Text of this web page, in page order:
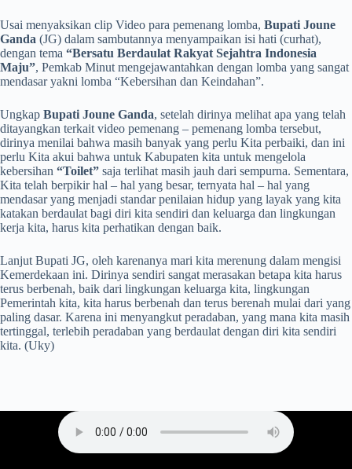
Usai menyaksikan clip Video para pemenang lomba, Bupati Joune
Ganda (JG) dalam sambutannya menyampaikan isi hati (curhat),
dengan tema “Bersatu Berdaulat Rakyat Sejahtra Indonesia
Maju”, Pemkab Minut mengejawantahkan dengan lomba yang sangat
mendasar yakni lomba “Kebersihan dan Keindahan”.
Ungkap Bupati Joune Ganda, setelah dirinya melihat apa yang telah
ditayangkan terkait video pemenang – pemenang lomba tersebut,
dirinya menilai bahwa masih banyak yang perlu Kita perbaiki, dan ini
perlu Kita akui bahwa untuk Kabupaten kita untuk mengelola
kebersihan “Toilet” saja terlihat masih jauh dari sempurna. Sementara,
Kita telah berpikir hal – hal yang besar, ternyata hal – hal yang
mendasar yang menjadi standar penilaian hidup yang layak yang kita
katakan berdaulat bagi diri kita sendiri dan keluarga dan lingkungan
kerja kita, harus kita perhatikan dengan baik.
Lanjut Bupati JG, oleh karenanya mari kita merenung dalam mengisi
Kemerdekaan ini. Dirinya sendiri sangat merasakan betapa kita harus
terus berbenah, baik dari lingkungan keluarga kita, lingkungan
Pemerintah kita, kita harus berbenah dan terus berenah mulai dari yang
paling dasar. Karena ini menyangkut peradaban, yang mana kita masih
tertinggal, terlebih peradaban yang berdaulat dengan diri kita sendiri
kita. (Uky)